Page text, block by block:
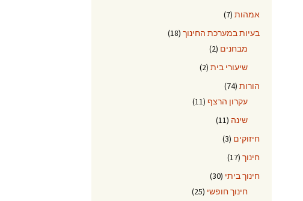
אמהות (7)
בעיות במערכת החינוך (18)
מבחנים (2)
שיעורי בית (2)
הורות (74)
עקרון הרצף (11)
שינה (11)
חיזוקים (3)
חינוך (17)
חינוך ביתי (30)
חינוך חופשי (25)